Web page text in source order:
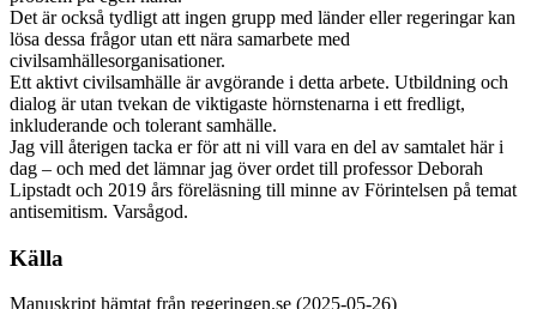
Det är också tydligt att ingen grupp med länder eller regeringar kan
lösa dessa frågor utan ett nära samarbete med
civilsamhällesorganisationer.
Ett aktivt civilsamhälle är avgörande i detta arbete. Utbildning och
dialog är utan tvekan de viktigaste hörnstenarna i ett fredligt,
inkluderande och tolerant samhälle.
Jag vill återigen tacka er för att ni vill vara en del av samtalet här i
dag – och med det lämnar jag över ordet till professor Deborah
Lipstadt och 2019 års föreläsning till minne av Förintelsen på temat
antisemitism. Varsågod.
Källa
Manuskript hämtat från regeringen.se (2025-05-26)